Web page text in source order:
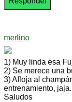
merlino
1) Muy linda esa
2) Se merece una
3) Afloja al
entrenamiento,
Saludos